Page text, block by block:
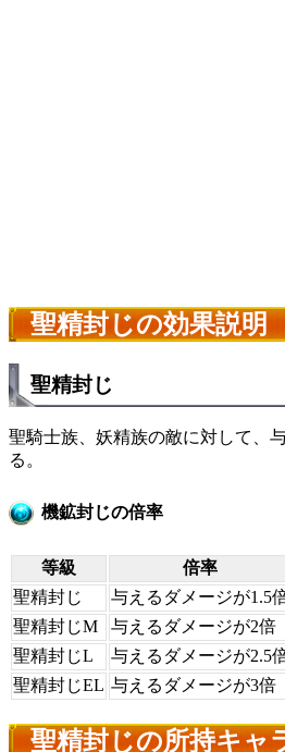
聖精封じの効果説明
聖精封じ
聖騎士族、妖精族の敵に対して、
る。
機鉱封じの倍率
等級
倍率
聖精封じ
与えるダメージが1.5
聖精封じM
与えるダメージが2倍
聖精封じL
与えるダメージが2.5
聖精封じEL 与えるダメージが3倍
聖精封じの所持キャ